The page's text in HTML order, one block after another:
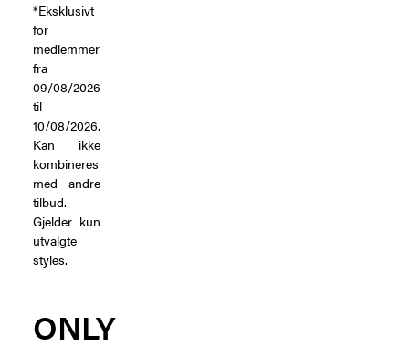
*Eksklusivt
for
medlemmer
fra
09/08/2026
til
10/08/2026.
Kan ikke
kombineres
med andre
tilbud.
Gjelder kun
utvalgte
styles.
ONLY